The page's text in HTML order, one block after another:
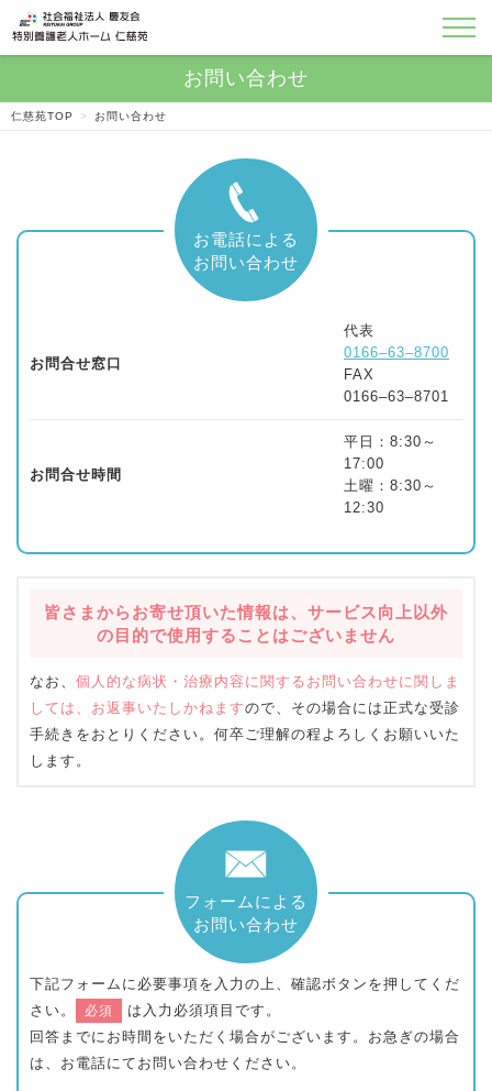
仁慈苑TOP > お問い合わせ
お問合せ窓口
代表
0166–63–8700
FAX
0166–63–8701
お問合せ時間
平日：8:30～
17:00
土曜：8:30～
12:30
皆さまからお寄せ頂いた情報は、サービス向上以外
の目的で使用することはございません
なお、 個人的な病状・治療内容に関するお問い合わせに関しま
しては、お返事いたしかねますので、その場合には正式な受診
手続きをおとりください。何卒ご理解の程よろしくお願いいた
します。
下記フォームに必要事項を入力の上、確認ボタンを押してくだ
さい。
必須
は入力必須項目です。
回答までにお時間をいただく場合がございます。お急ぎの場合
は、お電話にてお問い合わせください。